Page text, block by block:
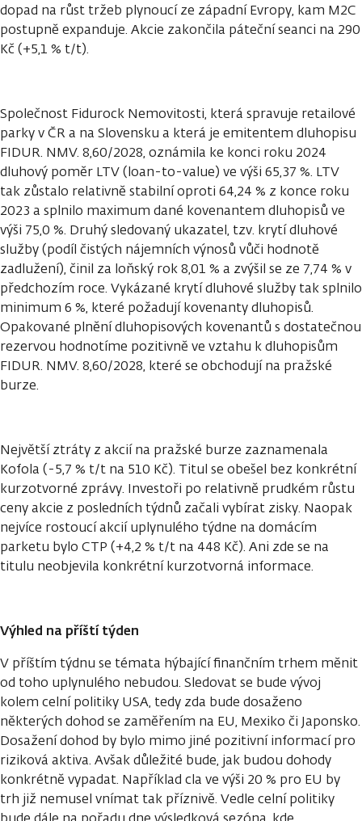
dopad na růst tržeb plynoucí ze západní Evropy, kam M2C
postupně expanduje. Akcie zakončila páteční seanci na 290
Kč (+5,1 % t/t).
Společnost Fidurock Nemovitosti, která spravuje retailové
parky v ČR a na Slovensku a která je emitentem dluhopisu
FIDUR. NMV. 8,60/2028, oznámila ke konci roku 2024
dluhový poměr LTV (loan-to-value) ve výši 65,37 %. LTV
tak zůstalo relativně stabilní oproti 64,24 % z konce roku
2023 a splnilo maximum dané kovenantem dluhopisů ve
výši 75,0 %. Druhý sledovaný ukazatel, tzv. krytí dluhové
služby (podíl čistých nájemních výnosů vůči hodnotě
zadlužení), činil za loňský rok 8,01 % a zvýšil se ze 7,74 % v
předchozím roce. Vykázané krytí dluhové služby tak splnilo
minimum 6 %, které požadují kovenanty dluhopisů.
Opakované plnění dluhopisových kovenantů s dostatečnou
rezervou hodnotíme pozitivně ve vztahu k dluhopisům
FIDUR. NMV. 8,60/2028, které se obchodují na pražské
burze.
Největší ztráty z akcií na pražské burze zaznamenala
Kofola (-5,7 % t/t na 510 Kč). Titul se obešel bez konkrétní
kurzotvorné zprávy. Investoři po relativně prudkém růstu
ceny akcie z posledních týdnů začali vybírat zisky. Naopak
nejvíce rostoucí akcií uplynulého týdne na domácím
parketu bylo CTP (+4,2 % t/t na 448 Kč). Ani zde se na
titulu neobjevila konkrétní kurzotvorná informace.
Výhled na příští týden
V příštím týdnu se témata hýbající finančním trhem měnit
od toho uplynulého nebudou. Sledovat se bude vývoj
kolem celní politiky USA, tedy zda bude dosaženo
některých dohod se zaměřením na EU, Mexiko či Japonsko.
Dosažení dohod by bylo mimo jiné pozitivní informací pro
riziková aktiva. Avšak důležité bude, jak budou dohody
konkrétně vypadat. Například cla ve výši 20 % pro EU by
trh již nemusel vnímat tak příznivě. Vedle celní politiky